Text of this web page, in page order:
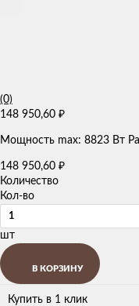
(0)
148 950,60 ₽
Мощность max: 8823 Вт
148 950,60 ₽
Количество
Кол-во
шт
В КОРЗИНУ
Купить в 1 клик